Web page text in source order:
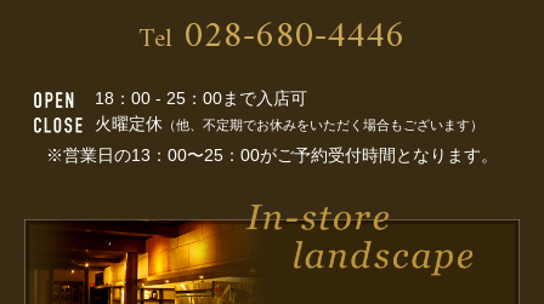
Tel 028-680-4446
18：00 - 25：00まで入店可
火曜定休 （他、不定期でお休みをいただく場合もございます）
※営業日の13：00〜25：00がご予約受付時間となります。